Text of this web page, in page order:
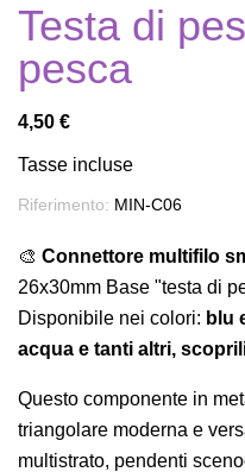
Testa di
pesca
4,50 €
Tasse incluse
Riferimento: MIN-C06
🎨 Connettore multifilo
26x30mm Base "testa di
Disponibile nei colori: blu
acqua e tanti altri,
Questo componente in
triangolare moderna e
multistrato, pendenti